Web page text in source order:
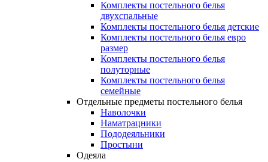
Комплекты постельного белья
двухспальные
Комплекты постельного белья детские
Комплекты постельного белья евро
размер
Комплекты постельного белья
полуторные
Комплекты постельного белья
семейные
Отдельные предметы постельного белья
Наволочки
Наматрацники
Пододеяльники
Простыни
Одеяла